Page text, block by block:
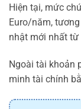
Hiện tại, mức
Euro/năm,
nhật mới nhất
Ngoài tài khoản
minh tài chính